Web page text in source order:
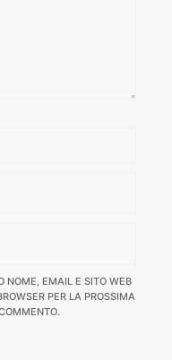
NOME, EMAIL E SITO WEB
PER LA PROSSIMA